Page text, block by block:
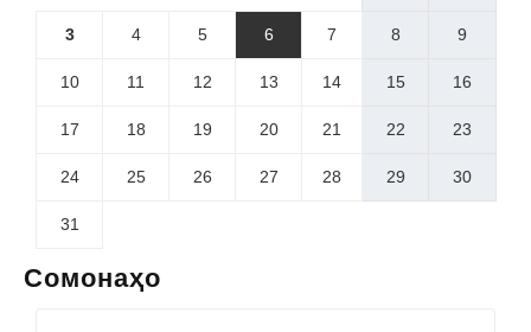
3 4 5 6 7 8 9
10 11 12 13 14 15 16
17 18 19 20 21 22 23
24 25 26 27 28 29 30
31
Сомонаҳо